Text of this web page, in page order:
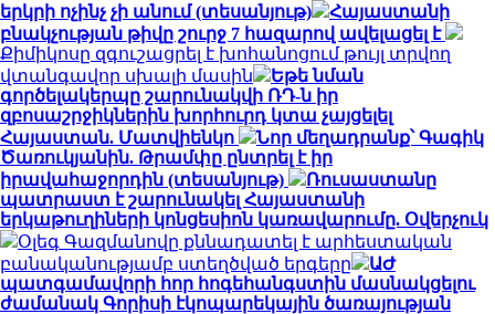
երկրի ոչինչ չի անում (տեսանյութ)
Հայաստանի
բնակչության թիվը շուրջ 7 հազարով ավելացել է
Քիմիկոսը զգուշացրել է խոհանոցում թույլ տրվող
վտանգավոր սխալի մասին
Եթե նման
գործելակերպը շարունակվի ՌԴ-ն իր
զբոսաշրջիկներին խորհուրդ կտա չայցելել
Հայաստան. Մատվիենկո
Նոր մեղադրանք՝ Գագիկ
Ծառուկյանին. Թրամփը ընտրել է իր
իրավահաջորդին (տեսանյութ)
Ռուսաստանը
պատրաստ է շարունակել Հայաստանի
երկաթուղիների կոնցեսիոն կառավարումը. Օվերչուկ
Օլեգ Գազմանովը քննադատել է արհեստական
բանականությամբ ստեղծված երգերը
ԱԺ
պատգամավորի հոր հոգեհանգստին մասնակցելու
ժամանակ Գորիսի էկոպարեկային ծառայության